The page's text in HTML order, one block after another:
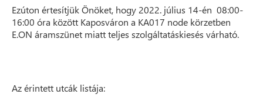
Ezúton értesítjük Önöket, hogy 2022. július 14-én 08:00-
16:00 óra között Kaposváron a KA017 node körzetben
E.ON áramszünet miatt teljes szolgáltatáskiesés várható.
Az érintett utcák listája: